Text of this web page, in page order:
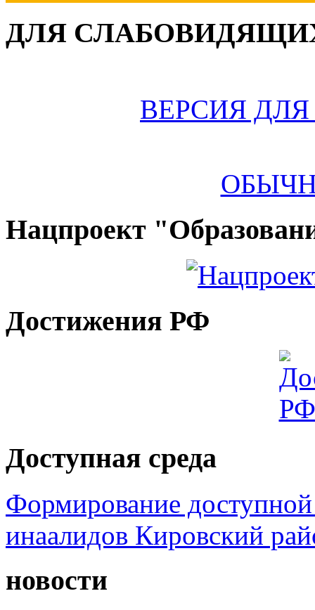
ДЛЯ
ВЕРСИЯ
Нацпроект
Достижения РФ
Доступная среда
Формирование доступной
инаалидов Кировский
новости